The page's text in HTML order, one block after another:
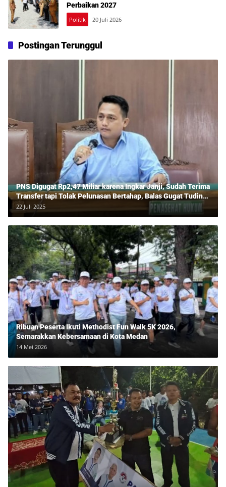
Perbaikan 2027
Politik 20 Juli 2026
Postingan Terunggul
PNS Digugat Rp2,47 Miliar karena Ingkar Janji, Sudah Terima
Transfer tapi Tolak Pelunasan Bertahap, Balas Gugat Tuding
Lawan Tipu Rp850 Juta
22 Juli 2025
Ribuan Peserta Ikuti Methodist Fun Walk 5K 2026,
Semarakkan Kebersamaan di Kota Medan
14 Mei 2026